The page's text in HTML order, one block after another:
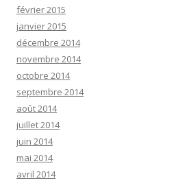
février 2015
janvier 2015
décembre 2014
novembre 2014
octobre 2014
septembre 2014
août 2014
juillet 2014
juin 2014
mai 2014
avril 2014